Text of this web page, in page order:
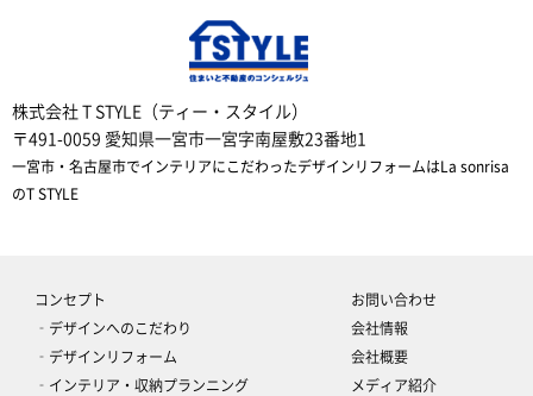
株式会社 T STYLE（ティー・スタイル）
〒491-0059 愛知県一宮市一宮字南屋敷23番地1
一宮市・名古屋市でインテリアにこだわったデザインリフォームはLa sonrisa
のT STYLE
コンセプト
‐デザインへのこだわり
‐デザインリフォーム
‐インテリア・収納プランニング
お問い合わせ
会社情報
会社概要
メディア紹介